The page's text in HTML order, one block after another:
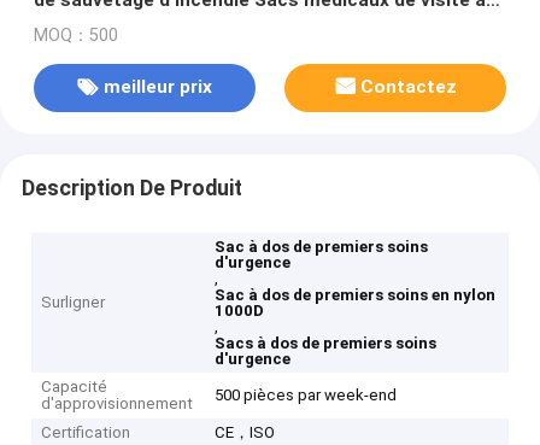
domicile Kit de 1000D Nylon
MOQ：500
meilleur prix Contactez
Description De Produit
Surligner
Sac à dos de premiers soins
d'urgence
,
Sac à dos de premiers soins en nylon
1000D
,
Sacs à dos de premiers soins
d'urgence
Capacité
d'approvisionnement
500 pièces par week-end
Certification
CE，ISO